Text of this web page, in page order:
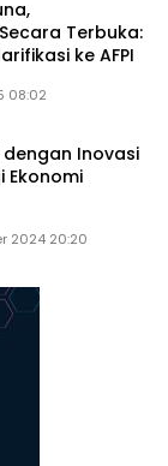
Terbuka:
ke AFPI
08:02
Inovasi
Ekonomi
2024 20:20